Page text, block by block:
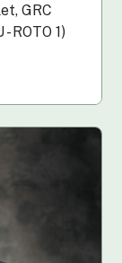
GRC
ROTO 1)